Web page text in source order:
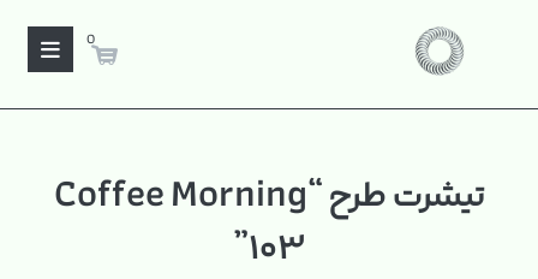
0
تیشرت طرح “Coffee Morning
۱۰۳”